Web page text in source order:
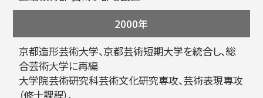
通信教育部
2000年
京都造形芸術大学、京都芸術短期大学を統合し、総
合芸術大学に再編
大学院芸術研究科芸術文化研究専攻、芸術表現専攻
（修士課程）、